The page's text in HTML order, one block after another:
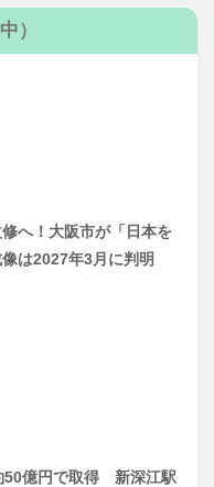
）
へ！大阪市が「日本を
は2027年3月に判明
50億円で取得 新深江駅